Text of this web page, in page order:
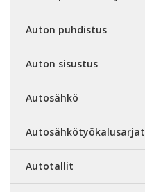
Auton puhdistus
Auton sisustus
Autosähkö
Autosähkötyökalusarjat
Autotallit